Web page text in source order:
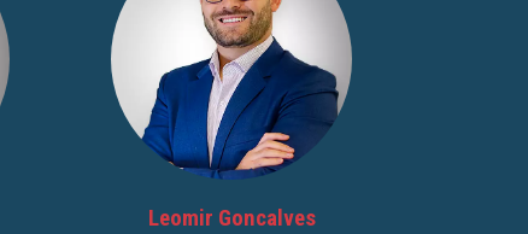
Marilene Quintana